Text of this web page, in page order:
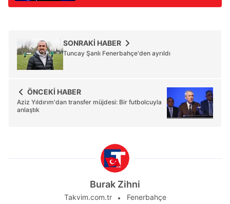
SONRAKİ HABER
Tuncay Şanlı Fenerbahçe'den ayrıldı
ÖNCEKİ HABER
Aziz Yıldırım'dan transfer müjdesi: Bir futbolcuyla
anlaştık
Burak Zihni
Takvim.com.tr Fenerbahçe